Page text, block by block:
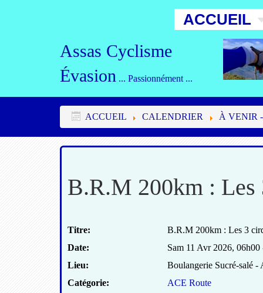
ACCUEIL
Assas Cyclisme
Évasion ... Passionnément ...
ACCUEIL CALENDRIER À VENIR
B.R.M 200km : Les
Titre:
B.R.M 200km : Les 3
Date:
Sam 11 Avr 2026, 06h00
Lieu:
Boulangerie Sucré-salé -
Catégorie:
ACE Route